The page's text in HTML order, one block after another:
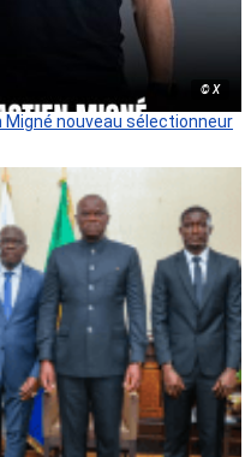
© X
Migné nouveau sélectionneur